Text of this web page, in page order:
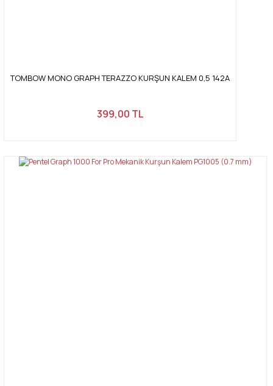
TOMBOW MONO GRAPH TERAZZO KURŞUN KALEM 0,5 142A
399,00 TL